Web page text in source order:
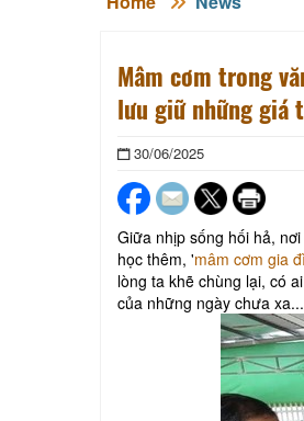
Mâm cơm trong
lưu giữ những giá
30/06/2025
Giữa nhịp sống hối hả,
học thêm, 'mâm cơm gia
lòng ta khẽ chùng lại, có
của những ngày chưa xa...